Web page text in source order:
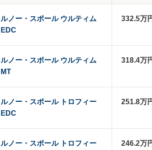
ルノー・スポール ウルティム
EDC
332.5万
ルノー・スポール ウルティム
MT
318.4万
ルノー・スポール トロフィー
EDC
251.8万
ルノー・スポール トロフィー
246.2万